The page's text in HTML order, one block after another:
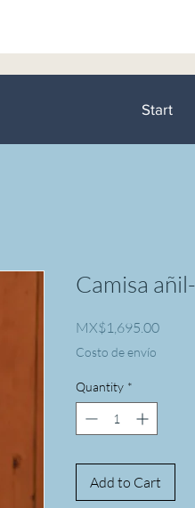
Start
Camisa
MX$1,695.00Price
Costo de envío
Quantity *
Add to Cart